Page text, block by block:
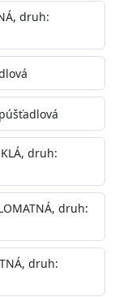
: áno
2811)
prachu,
Otvory
Acrylic light
natreté
druh:
druh:
druh:
druh: